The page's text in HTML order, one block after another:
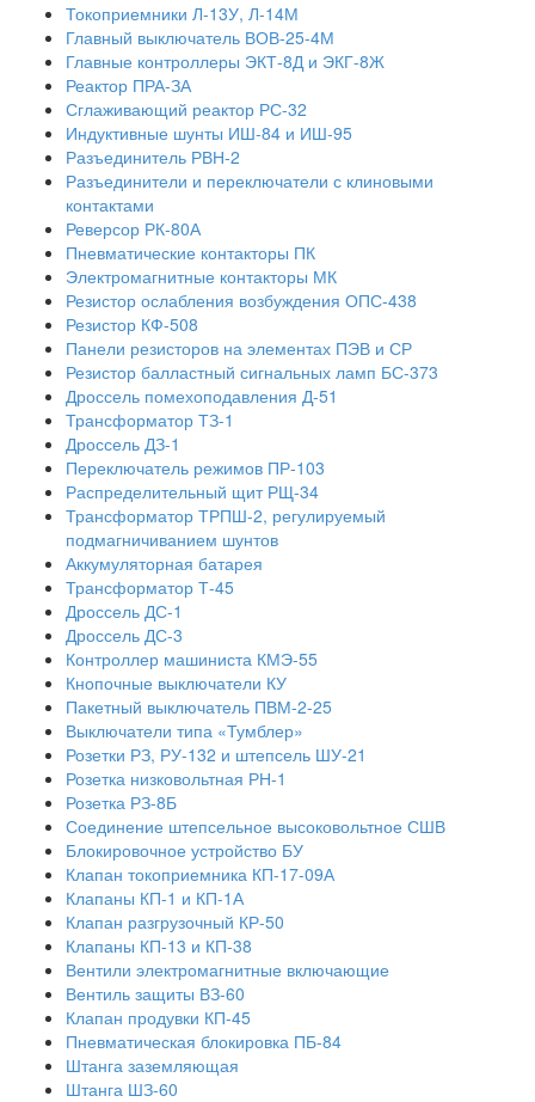
Токоприемники Л-13У, Л-14М
Главный выключатель ВОВ-25-4М
Главные контроллеры ЭКТ-8Д и ЭКГ-8Ж
Реактор ПРА-ЗА
Сглаживающий реактор РС-32
Индуктивные шунты ИШ-84 и ИШ-95
Разъединитель РВН-2
Разъединители и переключатели с клиновыми
контактами
Реверсор РК-80А
Пневматические контакторы ПК
Электромагнитные контакторы МК
Резистор ослабления возбуждения ОПС-438
Резистор КФ-508
Панели резисторов на элементах ПЭВ и СР
Резистор балластный сигнальных ламп БС-373
Дроссель помехоподавления Д-51
Трансформатор ТЗ-1
Дроссель ДЗ-1
Переключатель режимов ПР-103
Распределительный щит РЩ-34
Трансформатор ТРПШ-2, регулируемый
подмагничиванием шунтов
Аккумуляторная батарея
Трансформатор Т-45
Дроссель ДС-1
Дроссель ДС-3
Контроллер машиниста КМЭ-55
Кнопочные выключатели КУ
Пакетный выключатель ПВМ-2-25
Выключатели типа «Тумблер»
Розетки РЗ, РУ-132 и штепсель ШУ-21
Розетка низковольтная РН-1
Розетка РЗ-8Б
Соединение штепсельное высоковольтное СШВ
Блокировочное устройство БУ
Клапан токоприемника КП-17-09А
Клапаны КП-1 и КП-1А
Клапан разгрузочный КР-50
Клапаны КП-13 и КП-38
Вентили электромагнитные включающие
Вентиль защиты ВЗ-60
Клапан продувки КП-45
Пневматическая блокировка ПБ-84
Штанга заземляющая
Штанга ШЗ-60